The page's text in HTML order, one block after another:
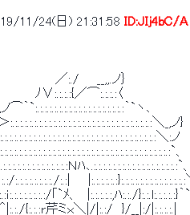
11/24(日) 21:31:58 ID:JIj4bC/A
ノ｝
〈
｀`ヽ､
＼_,ノ}
＼:ノ
、
ﾊ､.:.:.:.:.:.:.:.:.:.:.:.:.:.:.:.:.:.:`
|:.:.:.:.:.:}:.:.:.:.:.:.:.:.:.:.:.:.:.:
|:.:.:.:.:,ﾊ:.:./}:.:.l:.:.:.:.:}
|/|:.:/　}/__|:/|:.:.:.:.|